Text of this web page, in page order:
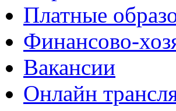
Платные
Финансово-
Вакансии
Онлайн